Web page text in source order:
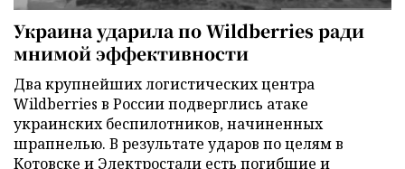
Украина ударила по Wildberries ради
мнимой эффективности
Два крупнейших логистических центра
Wildberries в России подверглись атаке
украинских беспилотников, начиненных
шрапнелью. В результате ударов по целям в
Котовске и Электростали есть погибшие и